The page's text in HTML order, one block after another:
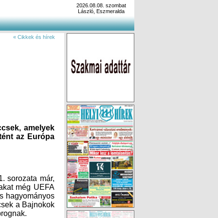
2026.08.08. szombat
László, Eszmeralda
« Cikkek és hírek
amelyek
az Európa
sorozata már,
még UEFA
hagyományos
legnépszerűbb fogadási eseményeknek számítanak az EL-meccsek a Bajnokok